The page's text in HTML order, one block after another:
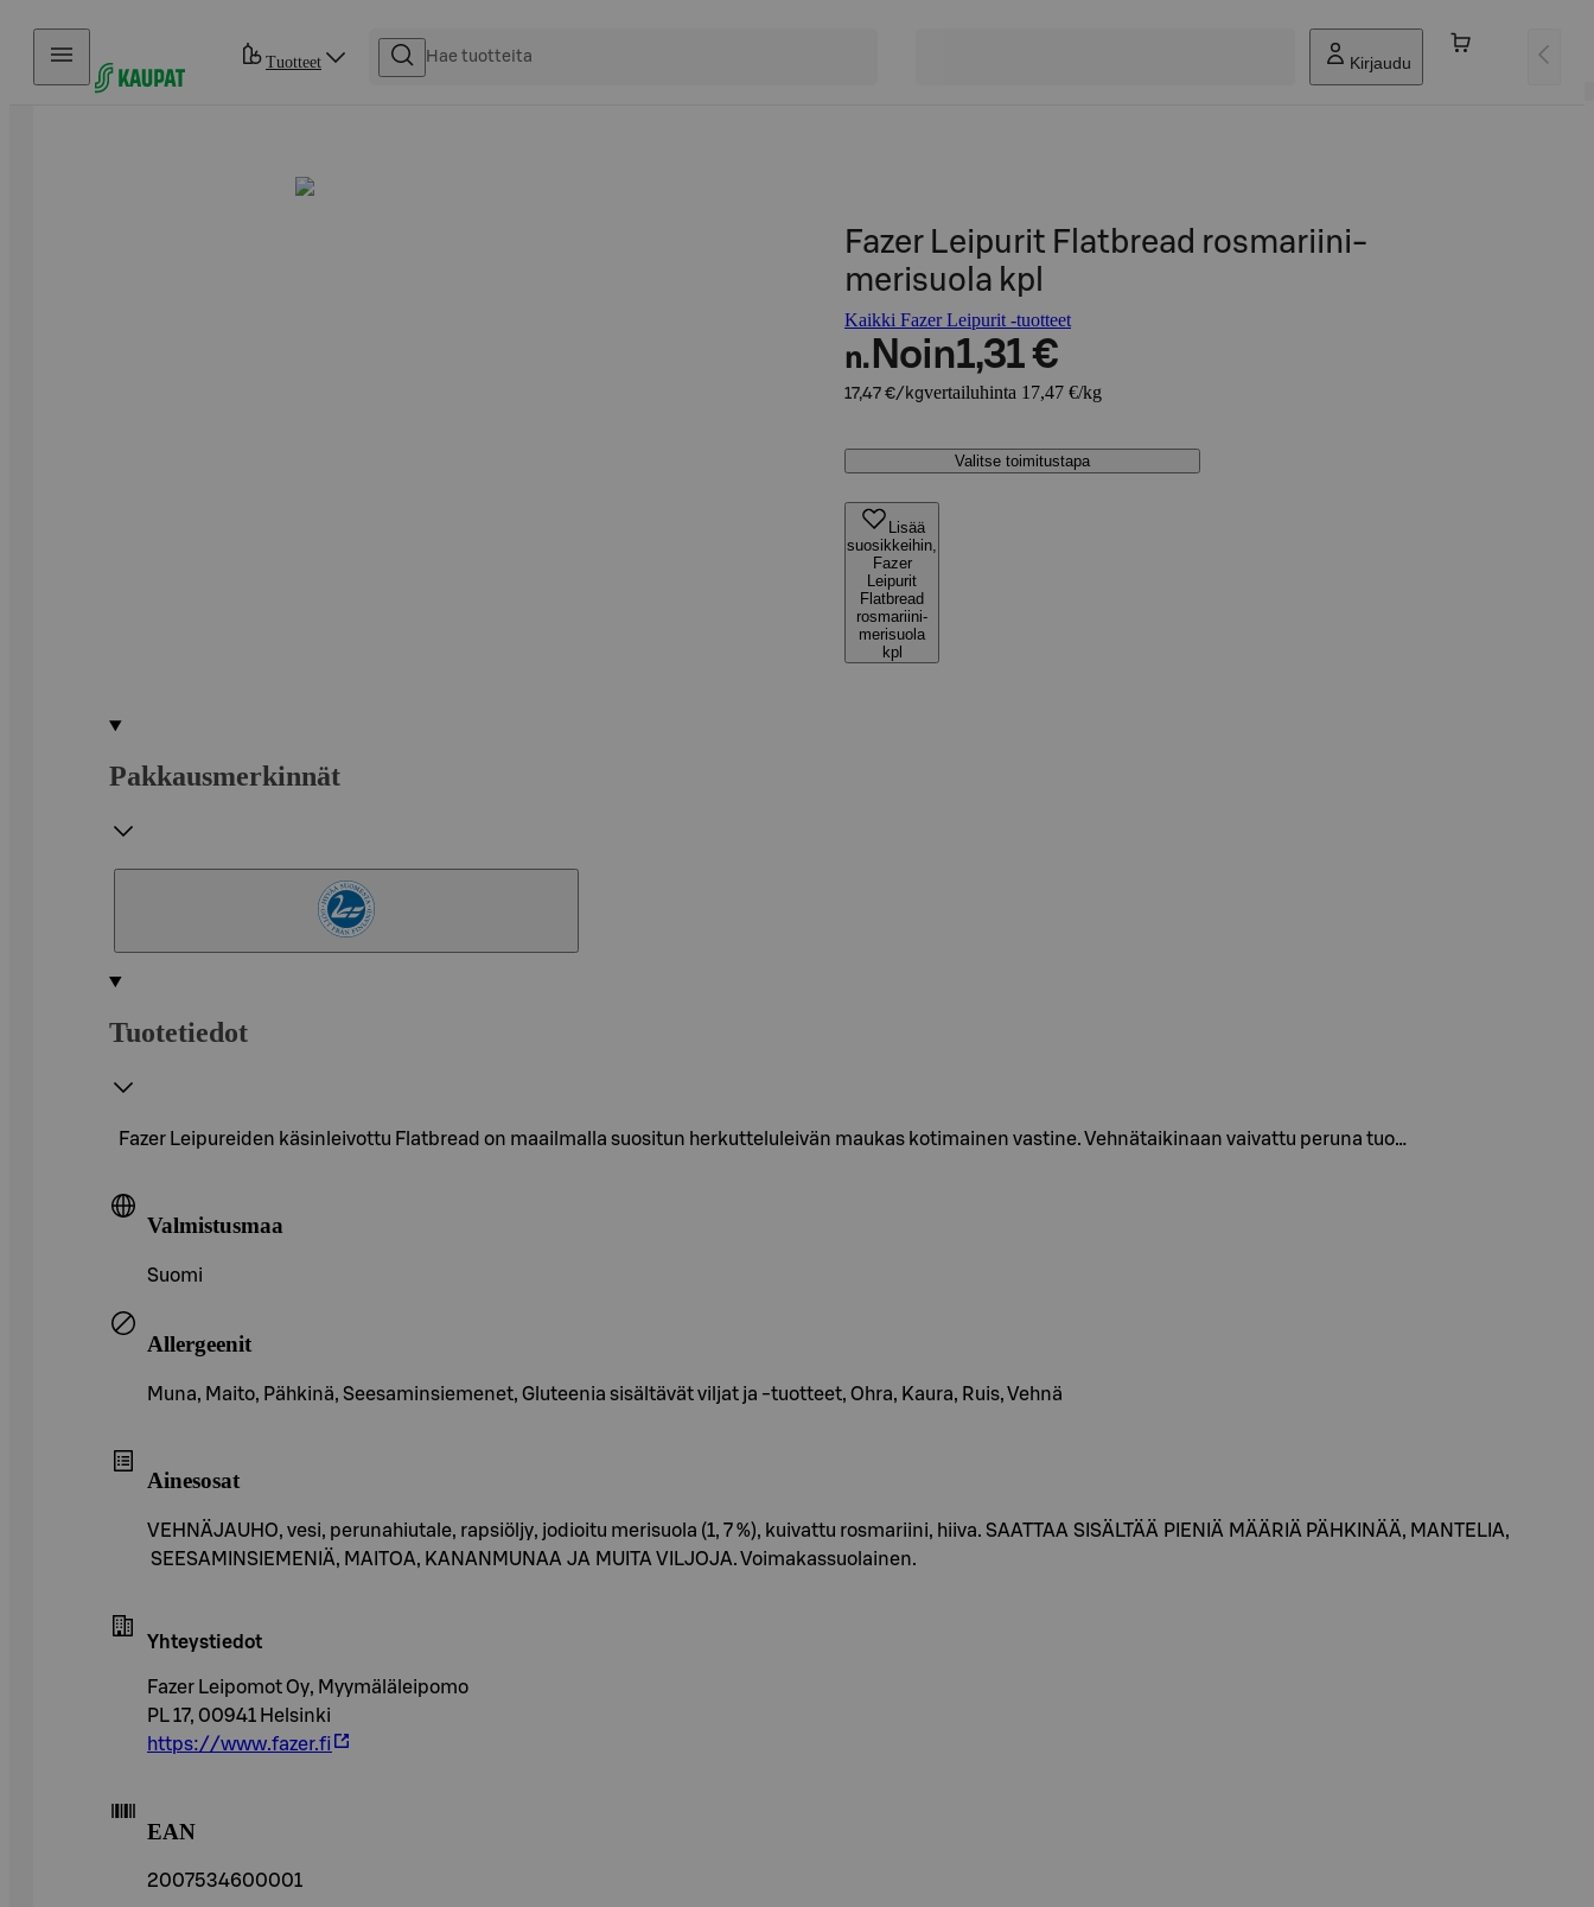
Hyppää sisältöön
Tuotteet Kirjaudu
Fazer Leipurit Flatbread rosmariini-
merisuola kpl
Kaikki Fazer Leipurit -tuotteet
n. Noin1,31 €
17,47 €/kgvertailuhinta 17,47 €/kg
Valitse toimitustapa
Lisää
suosikkeihin,
Fazer
Leipurit
Flatbread
rosmariini-
merisuola
kpl
Pakkausmerkinnät
Tuotetiedot
Fazer Leipureiden käsinleivottu Flatbread on maailmalla suositun herkutteluleivän maukas kotimainen vastine. Vehnätaikinaan vaivattu peruna tuo…
Valmistusmaa
Suomi
Allergeenit
Muna, Maito, Pähkinä, Seesaminsiemenet, Gluteenia sisältävät viljat ja -tuotteet, Ohra, Kaura, Ruis, Vehnä
Ainesosat
VEHNÄJAUHO, vesi, perunahiutale, rapsiöljy, jodioitu merisuola (1, 7 %), kuivattu rosmariini, hiiva. SAATTAA SISÄLTÄÄ PIENIÄ MÄÄRIÄ PÄHKINÄÄ, MANTELIA,
SEESAMINSIEMENIÄ, MAITOA, KANANMUNAA JA MUITA VILJOJA. Voimakassuolainen.
Yhteystiedot
Fazer Leipomot Oy, Myymäläleipomo
PL 17, 00941 Helsinki
https://www.fazer.fi
EAN
2007534600001